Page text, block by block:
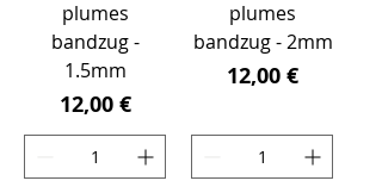
plumes
bandzug -
1.5mm
Prix
12,00 €
plumes
bandzug - 2mm
Prix
12,00 €